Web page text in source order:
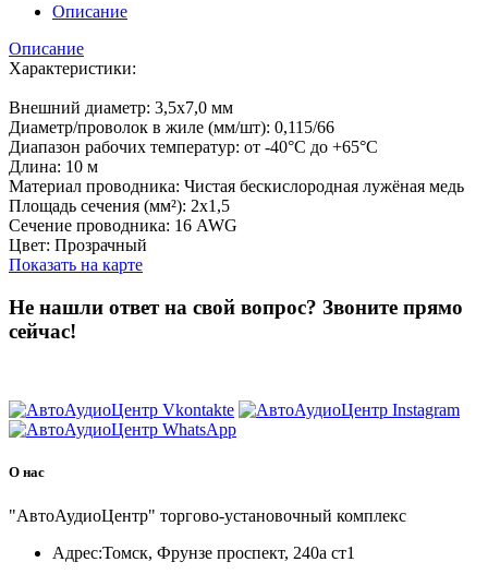
Описание
Описание
Характеристики:
Внешний диаметр: 3,5x7,0 мм
Диаметр/проволок в жиле (мм/шт): 0,115/66
Диапазон рабочих температур: от -40°C до +65°C
Длина: 10 м
Материал проводника: Чистая бескислородная лужёная медь
Площадь сечения (мм²): 2х1,5
Сечение проводника: 16 AWG
Цвет: Прозрачный
Показать на карте
Не нашли ответ на свой вопрос? Звоните прямо
сейчас!
О нас
"АвтоАудиоЦентр" торгово-установочный комплекс
Адрес:Томск, Фрунзе проспект, 240а ст1